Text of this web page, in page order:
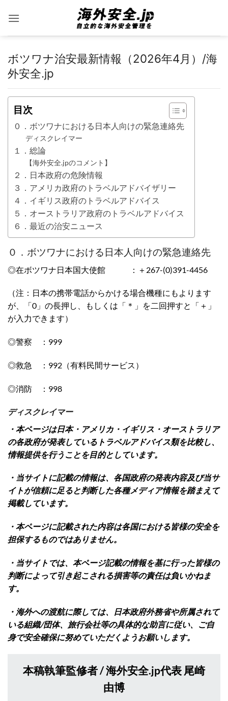
ボツワナ治安最新情報（2026年4月）/海
外安全.jp
目次
０．ボツワナにおける日本人向けの緊急連絡先
ディスクレイマー
１．総論
【海外安全.jpのコメント】
２．日本政府の危険情報
３．アメリカ政府のトラベルアドバイザリー
４．イギリス政府のトラベルアドバイス
５．オーストラリア政府のトラベルアドバイス
６．最近の治安ニュース
０．ボツワナにおける日本人向けの緊急連絡先
◎在ボツワナ日本国大使館 ：＋267-(0)391-4456
（注：日本の携帯電話からかける場合機種にもよります
が、「0」の長押し、もしくは「＊」を二回押すと「＋」
が入力できます）
◎警察 ：999
◎救急 ：992（有料民間サービス）
◎消防 ：998
ディスクレイマー
・本ページは日本・アメリカ・イギリス・オーストラリア
の各政府が発表しているトラベルアドバイス類を比較し、
情報提供を行うことを目的としています。
・当サイトに記載の情報は、各国政府の発表内容及び当サ
イトが信頼に足ると判断した各種メディア情報を踏まえて
掲載しています。
・本ページに記載された内容は各国における皆様の安全を
担保するものではありません。
・当サイトでは、本ページ記載の情報を基に行った皆様の
判断によって引き起こされる損害等の責任は負いかねま
す。
・海外への渡航に際しては、日本政府外務省や所属されて
いる組織/団体、旅行会社等の具体的な助言に従い、ご自
身で安全確保に努めていただくようお願いします。
本稿執筆監修者 / 海外安全.jp代表 尾崎
由博